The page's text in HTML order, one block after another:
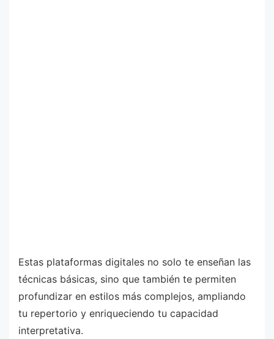
Estas plataformas digitales no solo te enseñan las
técnicas básicas, sino que también te permiten
profundizar en estilos más complejos, ampliando
tu repertorio y enriqueciendo tu capacidad
interpretativa.